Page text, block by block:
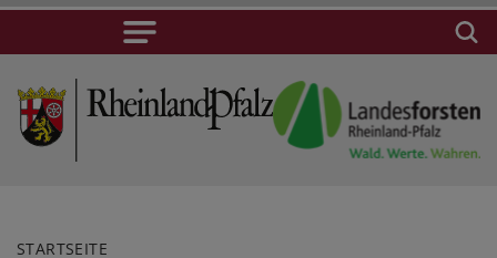
STARTSEITE